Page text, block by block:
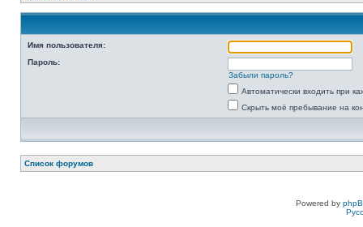
Имя пользователя:
Пароль:
Забыли пароль?
Автоматически входить при
Скрыть моё пребывание на
Список форумов
Powered by